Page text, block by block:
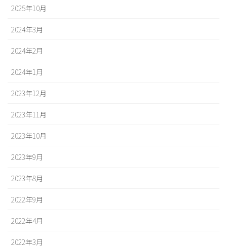
2025年10月
2024年3月
2024年2月
2024年1月
2023年12月
2023年11月
2023年10月
2023年9月
2023年8月
2022年9月
2022年4月
2022年3月